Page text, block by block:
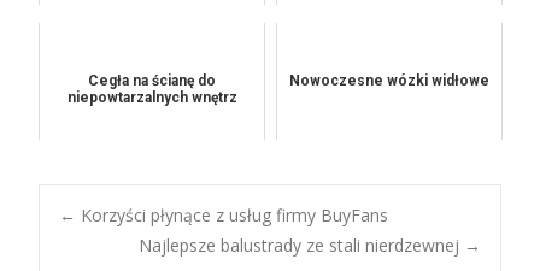
Cegła na ścianę do
niepowtarzalnych wnętrz
Nowoczesne wózki widłowe
Post
← Korzyści płynące z usług firmy BuyFans
Najlepsze balustrady ze stali nierdzewnej →